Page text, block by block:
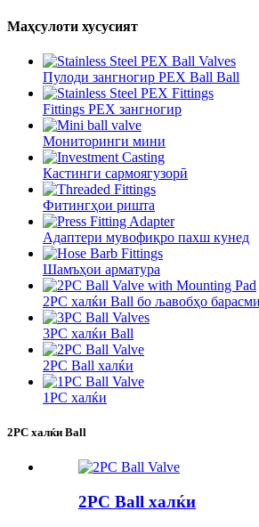
Маҳсулоти хусусият
Пулоди зангногир PEX Ball Ball
Fittings PEX зангногир
Мониторинги мини
Кастинги сармоягузорӣ
Фитингҳои ришта
Адаптери мувофиқро пахш кунед
Шамъҳои арматура
2PC халќи Ball бо љавобҳо
3PC халќи Ball
2PC Ball халќи
1PC халќи
2PC халќи Ball
2PC Ball халќи